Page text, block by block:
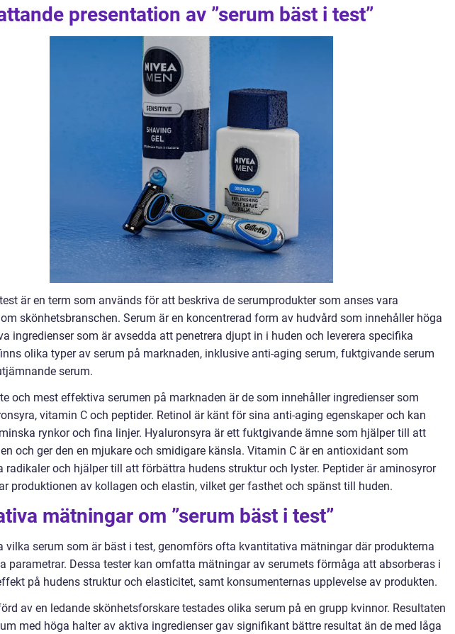
presentation av ”serum bäst i test”
är en term som används för att beskriva de serumprodukter som anses vara
skönhetsbranschen. Serum är en koncentrerad form av hudvård som innehåller höga
ingredienser som är avsedda att penetrera djupt in i huden och leverera specifika
olika typer av serum på marknaden, inklusive anti-aging serum, fuktgivande serum
serum.
och mest effektiva serumen på marknaden är de som innehåller ingredienser som
vitamin C och peptider. Retinol är känt för sina anti-aging egenskaper och kan
rynkor och fina linjer. Hyaluronsyra är ett fuktgivande ämne som hjälper till att
och ger den en mjukare och smidigare känsla. Vitamin C är en antioxidant som
radikaler och hjälper till att förbättra hudens struktur och lyster. Peptider är aminosyror
produktionen av kollagen och elastin, vilket ger fasthet och spänst till huden.
mätningar om ”serum bäst i test”
vilka serum som är bäst i test, genomförs ofta kvantitativa mätningar där produkterna
parametrar. Dessa tester kan omfatta mätningar av serumets förmåga att absorberas i
på hudens struktur och elasticitet, samt konsumenternas upplevelse av produkten.
av en ledande skönhetsforskare testades olika serum på en grupp kvinnor. Resultaten
med höga halter av aktiva ingredienser gav signifikant bättre resultat än de med låga